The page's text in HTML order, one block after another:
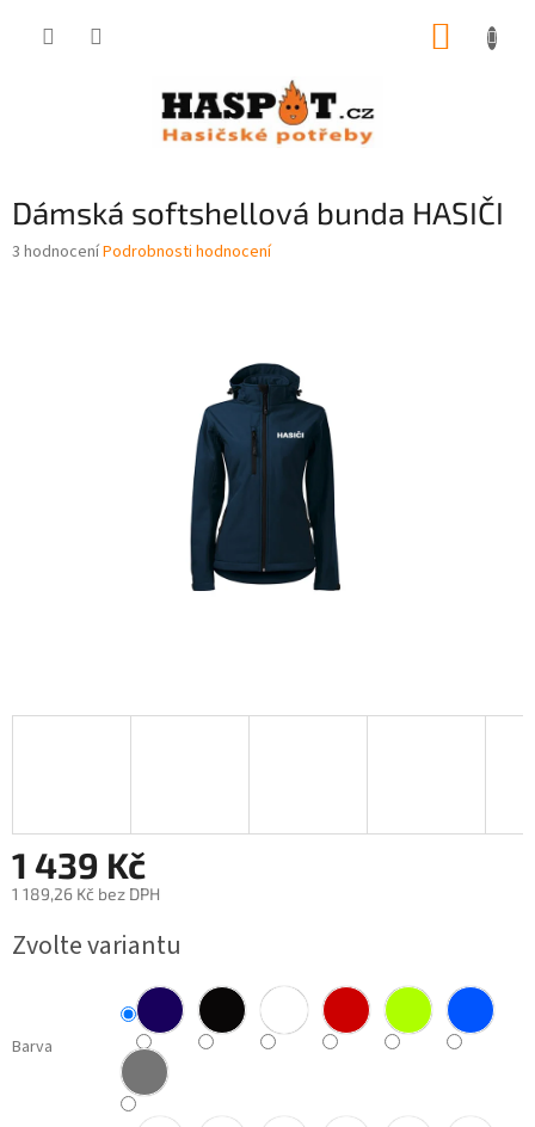
Dámská softshellová bunda HASIČI
Průměrné
3 hodnoceníPodrobnosti hodnocení
1 439 Kč
1 189,26 Kč bez DPH
cena:
Zvolte variantu
Barva